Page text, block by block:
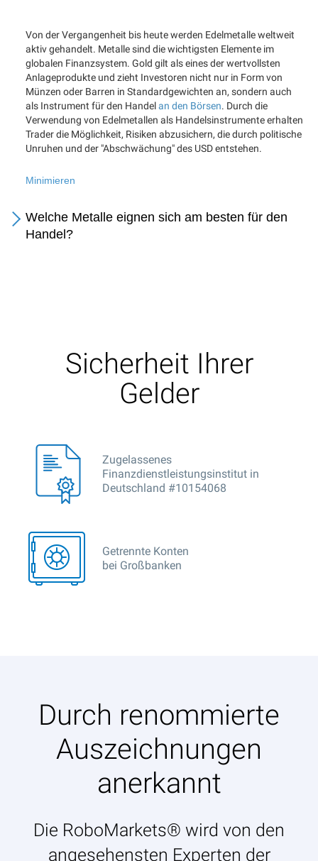
Von der Vergangenheit bis heute werden Edelmetalle weltweit
aktiv gehandelt. Metalle sind die wichtigsten Elemente im
globalen Finanzsystem. Gold gilt als eines der wertvollsten
Anlageprodukte und zieht Investoren nicht nur in Form von
Münzen oder Barren in Standardgewichten an, sondern auch
als Instrument für den Handelan den Börsen. Durch die
Verwendung von Edelmetallen als Handelsinstrumente erhalten
Trader die Möglichkeit, Risiken abzusichern, die durch politische
Unruhen und der "Abschwächung" des USD entstehen.
Minimieren
Welche Metalle eignen sich am besten für den
Handel?
Sicherheit Ihrer
Gelder
Zugelassenes
Finanzdienstleistungsinstitut in
Deutschland #10154068
Getrennte Konten
bei Großbanken
Durch renommierte
Auszeichnungen
anerkannt
Die RoboMarkets® wird von den
angesehensten Experten der